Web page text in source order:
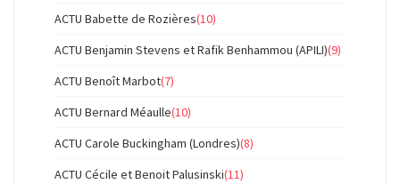
ACTU Babette de Rozières(10)
ACTU Benjamin Stevens et Rafik Benhammou (APILI)(9)
ACTU Benoît Marbot(7)
ACTU Bernard Méaulle(10)
ACTU Carole Buckingham (Londres)(8)
ACTU Cécile et Benoit Palusinski(11)